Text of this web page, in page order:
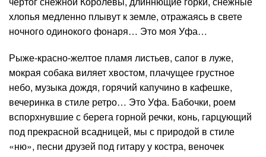
хлопья медленно плывут к земле, отражаясь в свете
ночного одинокого фонаря… Это моя Уфа…
Рыже-красно-желтое пламя листьев, сапог в луже,
мокрая собака виляет хвостом, плачущее грустное
небо, музыка дождя, горячий капучино в кафешке,
вечеринка в стиле ретро… Это Уфа. Бабочки, роем
вспорхнувшие с берега горной речки, конь, гарцующий
под прекрасной всадницей, мы с природой в стиле
«ню», песни друзей под гитару у костра, веночек